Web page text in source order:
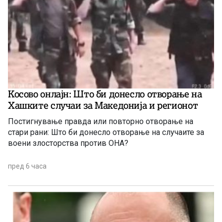
Косово онлајн: Што би донесло отворање на
Хашките случаи за Македонија и регионот
Постигнување правда или повторно отворање на
стари рани: Што би донесло отворање на случаите за
воени злосторства против ОНА?
пред 6 часа